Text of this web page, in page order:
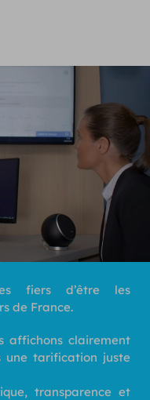
fiers d’être les
de France.
affichons clairement
une tarification juste
transparence et